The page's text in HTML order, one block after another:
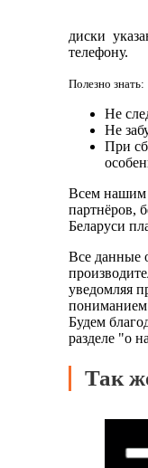
диски
телефону.
Полезно знать:
Не
Не
При
Всем нашим
партнёров,
Беларуси
Все данные
уведомляя
пониманием
Будем
разделе "о
Так